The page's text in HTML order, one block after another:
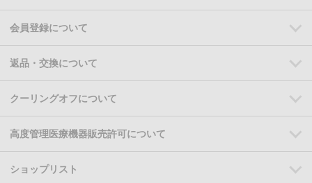
会員登録について
返品・交換について
クーリングオフについて
高度管理医療機器販売許可について
ショップリスト